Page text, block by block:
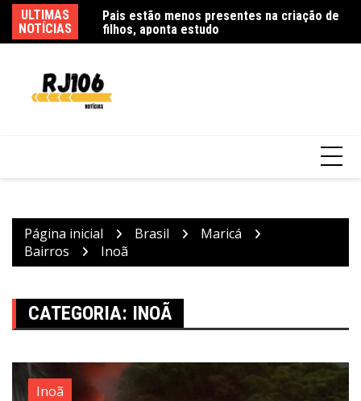
para
o
ULTIMAS
NOTÍCIAS
de R$ 164
Pais estão menos presentes na criação de
filhos, aponta estudo
Página inicial Brasil
Maricá
Bairros
Inoã
CATEGORIA: INOÃ
Inoã